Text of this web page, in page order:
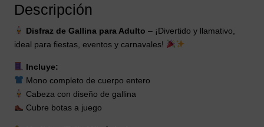
Descripción
Disfraz de Gallina para Adulto – ¡Divertido y llamativo,
ideal para fiestas, eventos y carnavales!
Incluye:
Mono completo de cuerpo entero
Cabeza con diseño de gallina
Cubre botas a juego